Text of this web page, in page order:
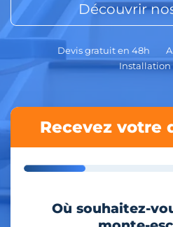
Découvrir
Devis gratuit en 48h
Installation
Recevez votre
Où souhaitez-